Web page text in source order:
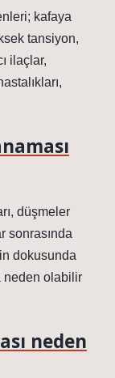
kafaya
tansiyon,
ilaçlar,
düşmeler
sonrasında
dokusunda
neden olabilir
neden